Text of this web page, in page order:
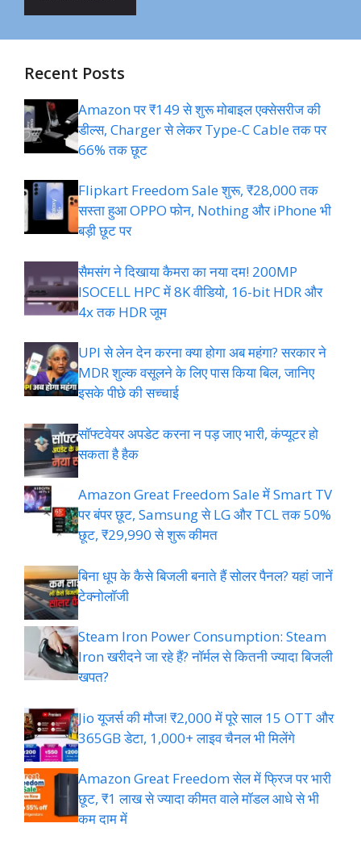
Recent Posts
Amazon पर ₹149 से शुरू मोबाइल एक्सेसरीज की
डील्स, Charger से लेकर Type-C Cable तक पर
66% तक छूट
Flipkart Freedom Sale शुरू, ₹28,000 तक
सस्ता हुआ OPPO फोन, Nothing और iPhone भी
बड़ी छूट पर
सैमसंग ने दिखाया कैमरा का नया दम! 200MP
ISOCELL HPC में 8K वीडियो, 16-bit HDR और
4x तक HDR जूम
UPI से लेन देन करना क्या होगा अब महंगा? सरकार ने
MDR शुल्क वसूलने के लिए पास किया बिल, जानिए
इसके पीछे की सच्चाई
सॉफ्टवेयर अपडेट करना न पड़ जाए भारी, कंप्यूटर हो
सकता है हैक
Amazon Great Freedom Sale में Smart TV
पर बंपर छूट, Samsung से LG और TCL तक 50%
छूट, ₹29,990 से शुरू कीमत
बिना धूप के कैसे बिजली बनाते हैं सोलर पैनल? यहां जानें
टेक्नोलॉजी
Steam Iron Power Consumption: Steam
Iron खरीदने जा रहे हैं? नॉर्मल से कितनी ज्यादा बिजली
खपत?
Jio यूजर्स की मौज! ₹2,000 में पूरे साल 15 OTT और
365GB डेटा, 1,000+ लाइव चैनल भी मिलेंगे
Amazon Great Freedom सेल में फ्रिज पर भारी
छूट, ₹1 लाख से ज्यादा कीमत वाले मॉडल आधे से भी
कम दाम में